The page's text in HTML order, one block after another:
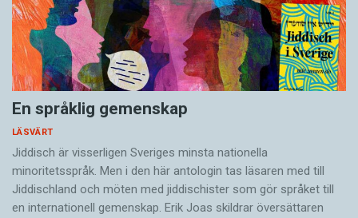
En språklig gemenskap
LÄSVÄRT
Jiddisch är visserligen Sveriges minsta nationella
minoritetsspråk. Men i den här antologin tas läsaren med till
Jiddischland och möten med jiddischister som gör språket till
en internationell gemenskap. Erik Joas skildrar översättaren